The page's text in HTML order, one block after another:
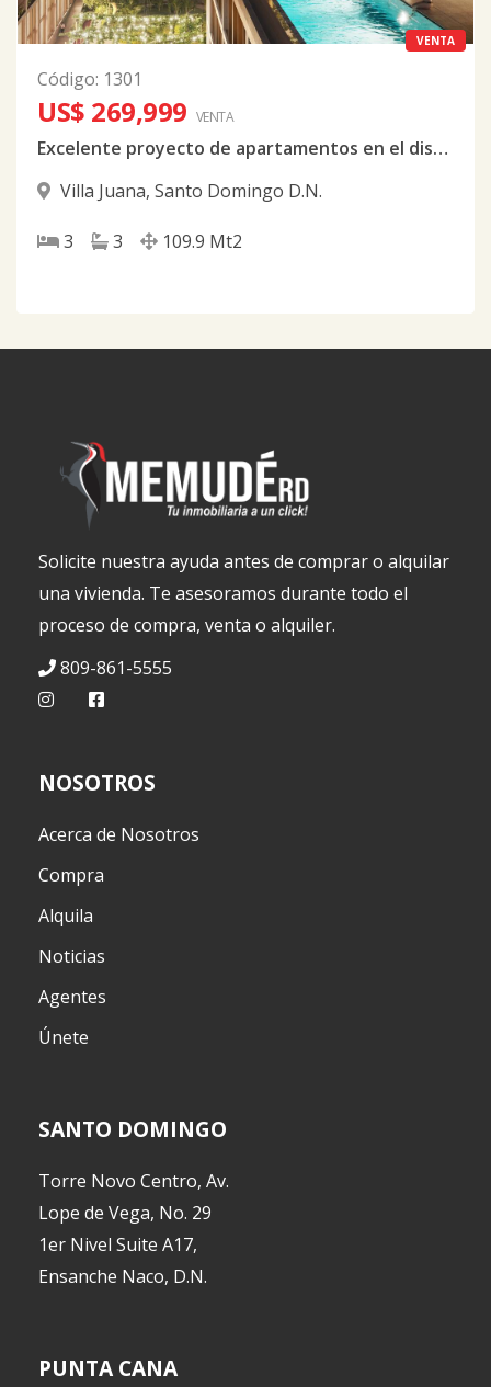
VENTA
Código: 1301
US$ 269,999 VENTA
Excelente proyecto de apartamentos en el distrito
Villa Juana, Santo Domingo D.N.
3 3 109.9 Mt2
Solicite nuestra ayuda antes de comprar o alquilar
una vivienda. Te asesoramos durante todo el
proceso de compra, venta o alquiler.
809-861-5555
NOSOTROS
Acerca de Nosotros
Compra
Alquila
Noticias
Agentes
Únete
SANTO DOMINGO
Torre Novo Centro, Av.
Lope de Vega, No. 29
1er Nivel Suite A17,
Ensanche Naco, D.N.
PUNTA CANA